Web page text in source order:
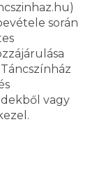
során
vagy